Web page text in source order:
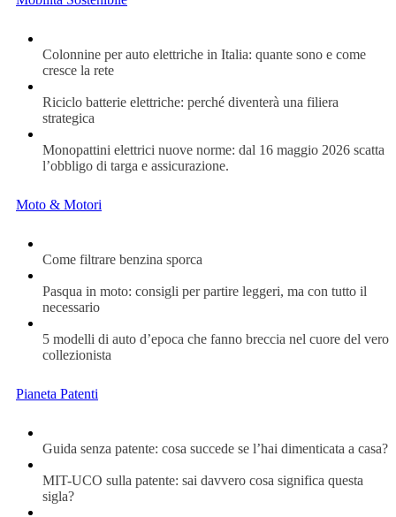
Colonnine per auto elettriche in Italia: quante sono e come
cresce la rete
Riciclo batterie elettriche: perché diventerà una filiera
strategica
Monopattini elettrici nuove norme: dal 16 maggio 2026 scatta
l’obbligo di targa e assicurazione.
Moto & Motori
Come filtrare benzina sporca
Pasqua in moto: consigli per partire leggeri, ma con tutto il
necessario
5 modelli di auto d’epoca che fanno breccia nel cuore del vero
collezionista
Pianeta Patenti
Guida senza patente: cosa succede se l’hai dimenticata a casa?
MIT-UCO sulla patente: sai davvero cosa significa questa
sigla?